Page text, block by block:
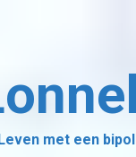
met een